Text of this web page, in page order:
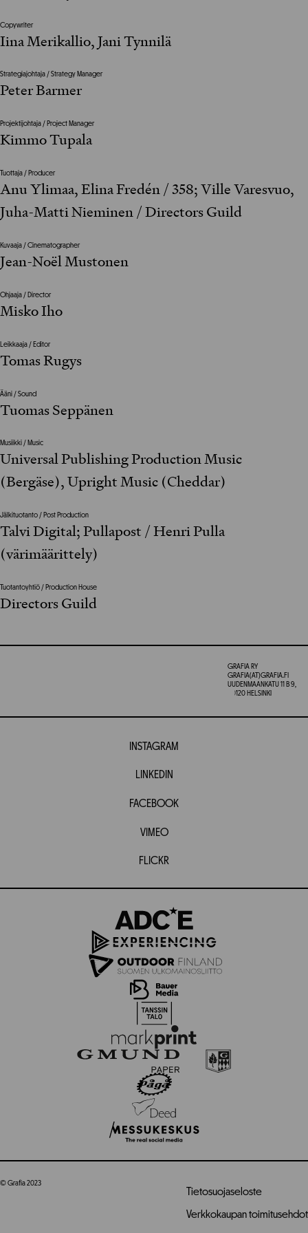
Copywriter
Iina Merikallio, Jani Tynnilä
Strategiajohtaja / Strategy Manager
Peter Barmer
Projektijohtaja / Project Manager
Kimmo Tupala
Tuottaja / Producer
Anu Ylimaa, Elina Fredén / 358; Ville Varesvuo,
Juha-Matti Nieminen / Directors Guild
Kuvaaja / Cinematographer
Jean-Noël Mustonen
Ohjaaja / Director
Misko Iho
Leikkaaja / Editor
Tomas Rugys
Ääni / Sound
Tuomas Seppänen
Musiikki / Music
Universal Publishing Production Music
(Bergäse), Upright Music (Cheddar)
Jälkituotanto / Post Production
Talvi Digital; Pullapost / Henri Pulla
(värimäärittely)
Tuotantoyhtiö / Production House
Directors Guild
GRAFIA RY
GRAFIA(AT)GRAFIA.FI
UUDENMAANKATU 11 B 9,
00120 HELSINKI
INSTAGRAM
LINKEDIN
FACEBOOK
VIMEO
FLICKR
© Grafia 2023
Tietosuojaseloste
Verkkokaupan toimitusehdot